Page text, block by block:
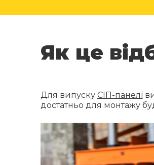
Як це
Для випуску СІП-панелі
достатньо для монтажу